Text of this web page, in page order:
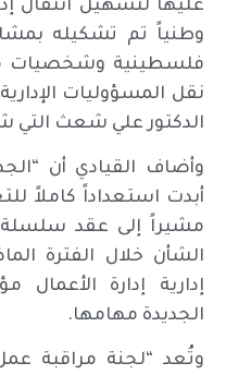
عليها لتسهيل انتقال
وطنياً تم تشكيله
فلسطينية وشخصيات
نقل المسؤوليات
الدكتور علي شعث
وأضاف القيادي أن
أبدت استعداداً كاملاً
مشيراً إلى عقد سلسلة
الشأن خلال الفترة
إدارية إدارة
الجديدة مهامها.
وتُعد “لجنة مراقبة